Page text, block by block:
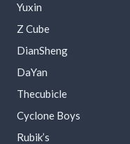
Yuxin
Z Cube
DianSheng
DaYan
Thecubicle
Cyclone Boys
Rubik’s